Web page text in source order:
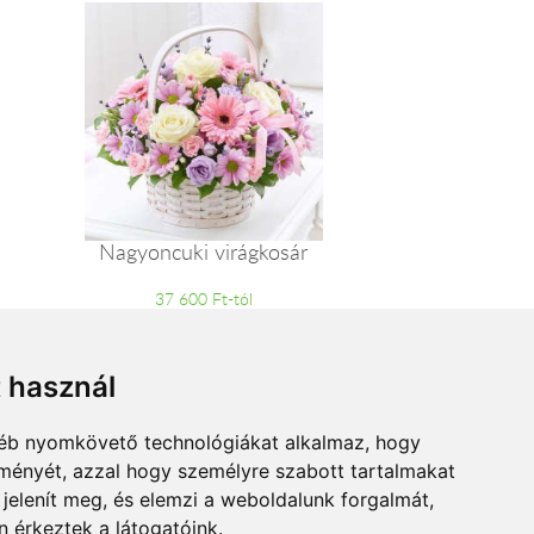
nyomkövető technológiákat alkalmaz, hogy
azzal hogy személyre szabott tartalmakat
meg, és elemzi a weboldalunk forgalmát,
érkeztek a látogatóink.
Nagyoncuki virágkosár
37 600 Ft-tól